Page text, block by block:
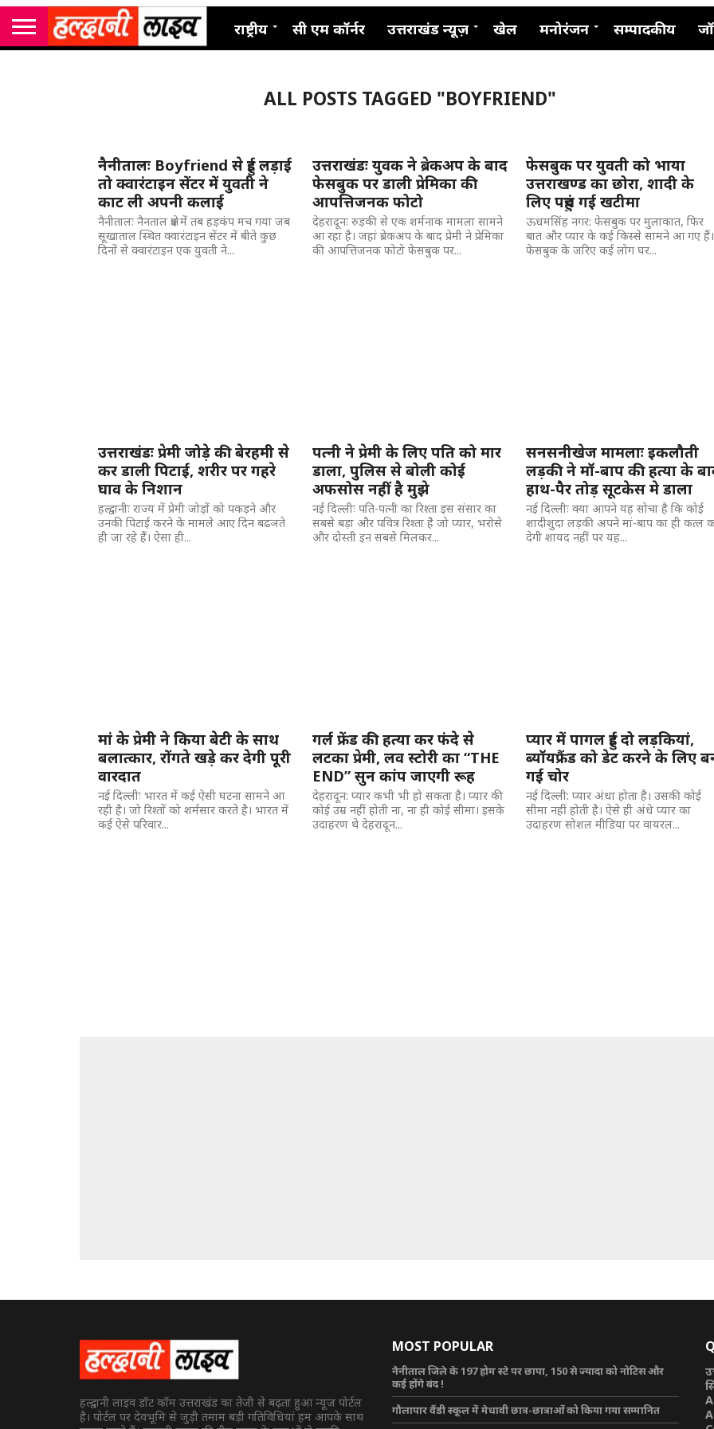
राष्ट्रीय सी एम कॉर्नर उत्तराखंड न्यूज़ खेल मनोरंजन सम्पादकीय
ALL POSTS TAGGED "BOYFRIEND"
नैनीतालः Boyfriend से हुई लड़ाई
तो क्वारंटाइन सेंटर में युवती ने
काट ली अपनी कलाई
नैनीतालः नैनताल क्षेत्र में तब हड़कंप मच गया जब
सूखाताल स्थित क्वारंटाइन सेंटर में बीते कुछ
दिनों से क्वारंटाइन एक युवती ने...
उत्तराखंडः युवक ने ब्रेकअप के बाद
फेसबुक पर डाली प्रेमिका की
आपत्तिजनक फोटो
देहरादूनः रुड़की से एक शर्मनाक मामला सामने
आ रहा है। जहां ब्रेकअप के बाद प्रेमी ने प्रेमिका
की आपत्तिजनक फोटो फेसबुक पर...
फेसबुक पर युवती को भाया
उत्तराखण्ड का छोरा, शादी के
लिए पहुंच गई खटीमा
ऊधमसिंह नगर: फेसबुक पर मुलाकात, फिर
बात और प्यार के कई किस्से सामने आ गए हैं।
फेसबुक के जरिए कई लोग घर...
उत्तराखंडः प्रेमी जोड़े की बेरहमी से
कर डाली पिटाई, शरीर पर गहरे
घाव के निशान
हल्द्वानीः राज्य में प्रेमी जोड़ों को पकड़ने और
उनकी पिटाई करने के मामले आए दिन बढञते
ही जा रहे हैं। ऐसा ही...
पत्नी ने प्रेमी के लिए पति को मार
डाला, पुलिस से बोली कोई
अफसोस नहीं है मुझे
नई दिल्लीः पति-पत्नी का रिश्ता इस संसार का
सबसे बड़ा और पवित्र रिश्ता है जो प्यार, भरोसे
और दोस्ती इन सबसे मिलकर...
सनसनीखेज मामलाः इकलौती
लड़की ने मॉ-बाप की हत्या के
हाथ-पैर तोड़ सूटकेस मे डाला
नई दिल्लीः क्या आपने यह सोचा है कि कोई
शादीशुदा लड़की अपने मां-बाप का ही कत्ल
देगी शायद नहीं पर यह...
मां के प्रेमी ने किया बेटी के साथ
बलात्कार, रोंगते खड़े कर देगी पूरी
वारदात
नई दिल्लीः भारत में कई ऐसी घटना सामने आ
रही है। जो रिश्तों को शर्मसार करते है। भारत में
कई ऐसे परिवार...
गर्ल फ्रेंड की हत्या कर फंदे से
लटका प्रेमी, लव स्टोरी का “THE
END” सुन कांप जाएगी रूह
देहरादून: प्यार कभी भी हो सकता है। प्यार की
कोई उम्र नहीं होती ना, ना ही कोई सीमा। इसके
उदाहरण थे देहरादून...
प्यार में पागल हुई दो लड़कियां,
ब्यॉयफ्रैंड को डेट करने के लिए
गई चोर
नई दिल्ली: प्यार अंधा होता है। उसकी कोई
सीमा नहीं होती है। ऐसे ही अंधे प्यार का
उदाहरण सोशल मीडिया पर वायरल...
हल्द्वानी लाइव डॉट कॉम उत्तराखंड का तेजी से बढ़ता हुआ न्यूज पोर्टल
है। पोर्टल पर देवभूमि से जुड़ी तमाम बड़ी गतिविधियां हम आपके साथ
MOST POPULAR
नैनीताल जिले के 197 होम स्टे पर छापा, 150 से ज्यादा को नोटिस और
कई होंगे बंद !
गौलापार वैंडी स्कूल में मेधावी छात्र-छात्राओं को किया गया सम्मानित